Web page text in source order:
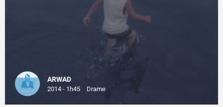
ARWAD
2014 - 1h45 Drame